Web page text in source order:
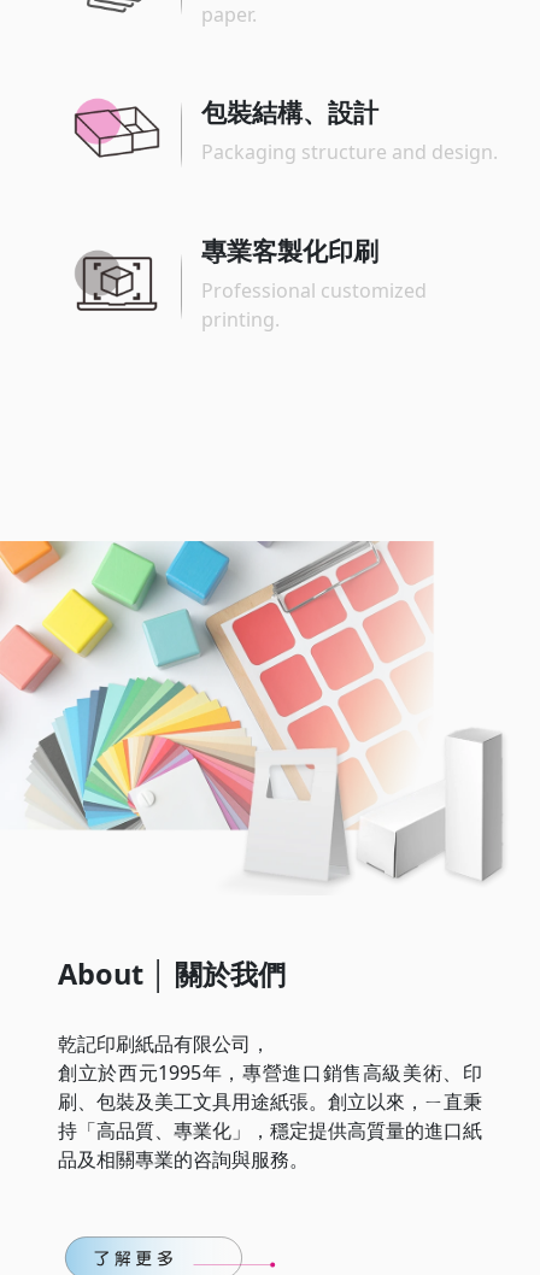
paper.
包裝結構、設計
Packaging structure and design.
專業客製化印刷
Professional customized
printing.
About │ 關於我們
乾記印刷紙品有限公司，
創立於西元1995年，專營進口銷售高級美術、印
刷、包裝及美工文具用途紙張。創立以來，ㄧ直秉
持「高品質、專業化」，穩定提供高質量的進口紙
品及相關專業的咨詢與服務。